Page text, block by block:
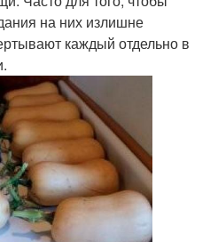
на них излишне
каждый отдельно в